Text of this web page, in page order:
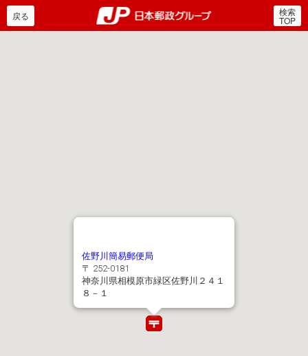
郵便局・日本郵政グルー
戻る 検索
TOP
佐野川簡易郵便局
〒 252-0181
神奈川県相模原市緑区佐野川２４１
８－１